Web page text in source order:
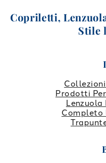
Copriletti,
Stile
Prodotti
Completo